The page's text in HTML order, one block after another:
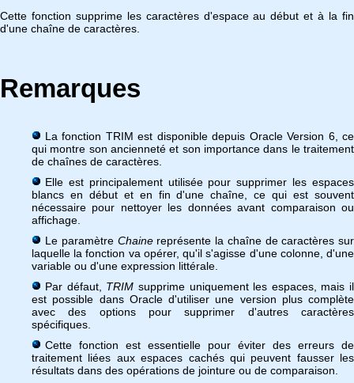
Cette fonction supprime les caractères d'espace au début et à la fin
d'une chaîne de caractères.
Remarques
La fonction TRIM est disponible depuis Oracle Version 6, ce
qui montre son ancienneté et son importance dans le traitement
de chaînes de caractères.
Elle est principalement utilisée pour supprimer les espaces
blancs en début et en fin d'une chaîne, ce qui est souvent
nécessaire pour nettoyer les données avant comparaison ou
affichage.
Le paramètre Chainereprésente la chaîne de caractères sur
laquelle la fonction va opérer, qu'il s'agisse d'une colonne, d'une
variable ou d'une expression littérale.
Par défaut, TRIM supprime uniquement les espaces, mais il
est possible dans Oracle d'utiliser une version plus complète
avec des options pour supprimer d'autres caractères
spécifiques.
Cette fonction est essentielle pour éviter des erreurs de
traitement liées aux espaces cachés qui peuvent fausser les
résultats dans des opérations de jointure ou de comparaison.